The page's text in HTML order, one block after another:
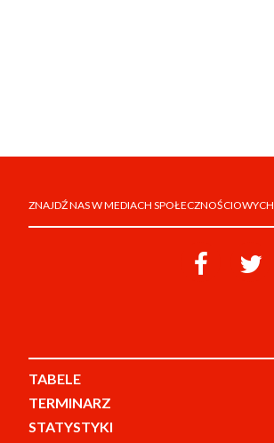
ZNAJDŹ NAS W MEDIACH SPOŁECZNOŚCIOWYCH
TABELE
TERMINARZ
STATYSTYKI